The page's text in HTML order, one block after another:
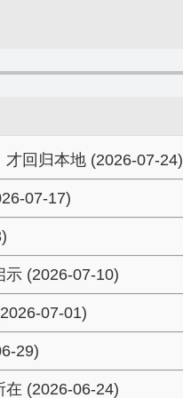
回归本地 (2026-07-24)
07-17)
示 (2026-07-10)
07-01)
29)
在 (2026-06-24)